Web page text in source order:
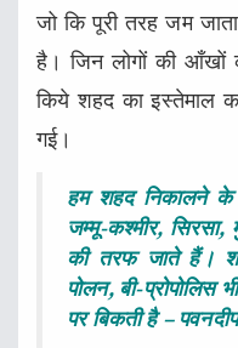
जो कि पूरी तरह जम
है। जिन लोगों की आँखों
किये शहद का इस्तेमाल
गई।
हम शहद निकालने
जम्मू-कश्मीर, सिरसा,
की तरफ जाते हैं।
पोलन, बी-प्रोपोलिस
पर बिकती है –